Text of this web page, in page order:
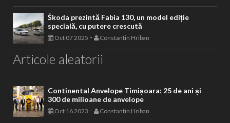
Škoda prezintă Fabia 130, un model ediție
specială, cu putere crescută
Oct 07 2025 - Constantin Hriban
Articole aleatorii
Continental Anvelope Timișoara: 25 de ani și
300 de milioane de anvelope
Oct 16 2023 - Constantin Hriban